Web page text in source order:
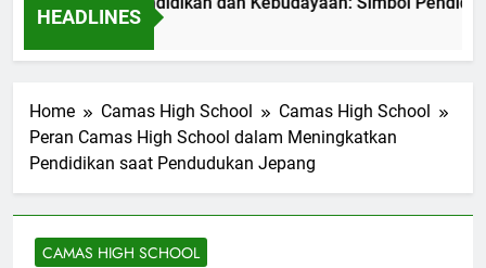
HEADLINES
Home Camas High School
Camas High School
Peran Camas High School dalam Meningkatkan
Pendidikan saat Pendudukan Jepang
CAMAS HIGH SCHOOL